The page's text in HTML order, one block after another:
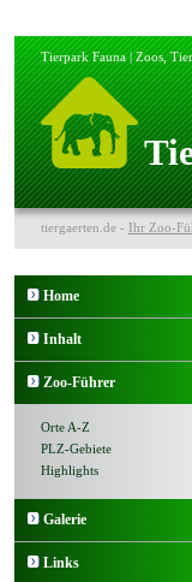
Tierpark Fauna | Zoos,
tiergaerten.de - Ihr Zoo-
Home
Inhalt
Zoo-Führer
Orte A-Z
PLZ-Gebiete
Highlights
Galerie
Links